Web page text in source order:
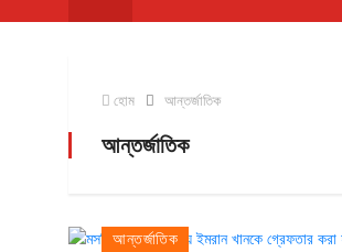
হোম আন্তর্জাতিক
আন্তর্জাতিক
আন্তর্জাতিক